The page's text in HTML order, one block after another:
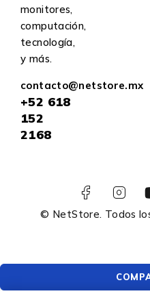
monitores,
computación,
tecnología,
y más.
contacto@netstore.mx
+52 618
152
2168
© NetStore. Todos